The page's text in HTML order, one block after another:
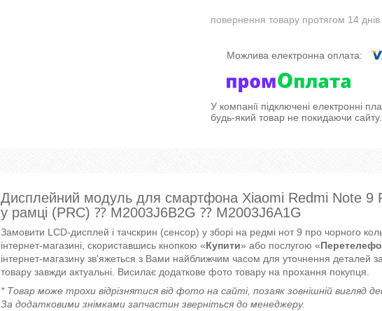
повернення товару протягом 14 днів
У компанії підключені електронні
будь-який товар не покидаючи сайту.
Дисплейний модуль для смартфона Xiaomi Redmi Note 9
у рамці (PRC) ⁇ M2003J6B2G ⁇ M2003J6A1G
Замовити LCD-дисплей і тачскрин (сенсор) у зборі на редмі нот 9 про чорного
інтернет-магазині, скориставшись кнопкою «Купити» або послугою «
інтернет-магазину зв'яжеться з Вами найближчим часом для уточнення деталей
товару завжди актуальні. Висилає додаткове фото товару на прохання покупця.
* Товар може трохи відрізнятися від фото на сайті, позаяк зовнішній вигляд
За додатковими знімками запчастин зверніться до менеджеру.